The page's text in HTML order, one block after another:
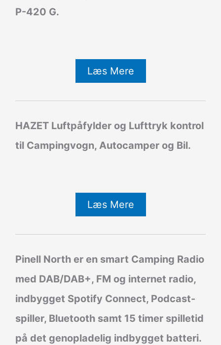
P-420 G.
Læs Mere
HAZET Luftpåfylder og Lufttryk kontrol
til Campingvogn, Autocamper og Bil.
Læs Mere
Pinell North er en smart Camping Radio
med DAB/DAB+, FM og internet radio,
indbygget Spotify Connect, Podcast-
spiller, Bluetooth samt 15 timer spilletid
på det genopladelig indbygget batteri.